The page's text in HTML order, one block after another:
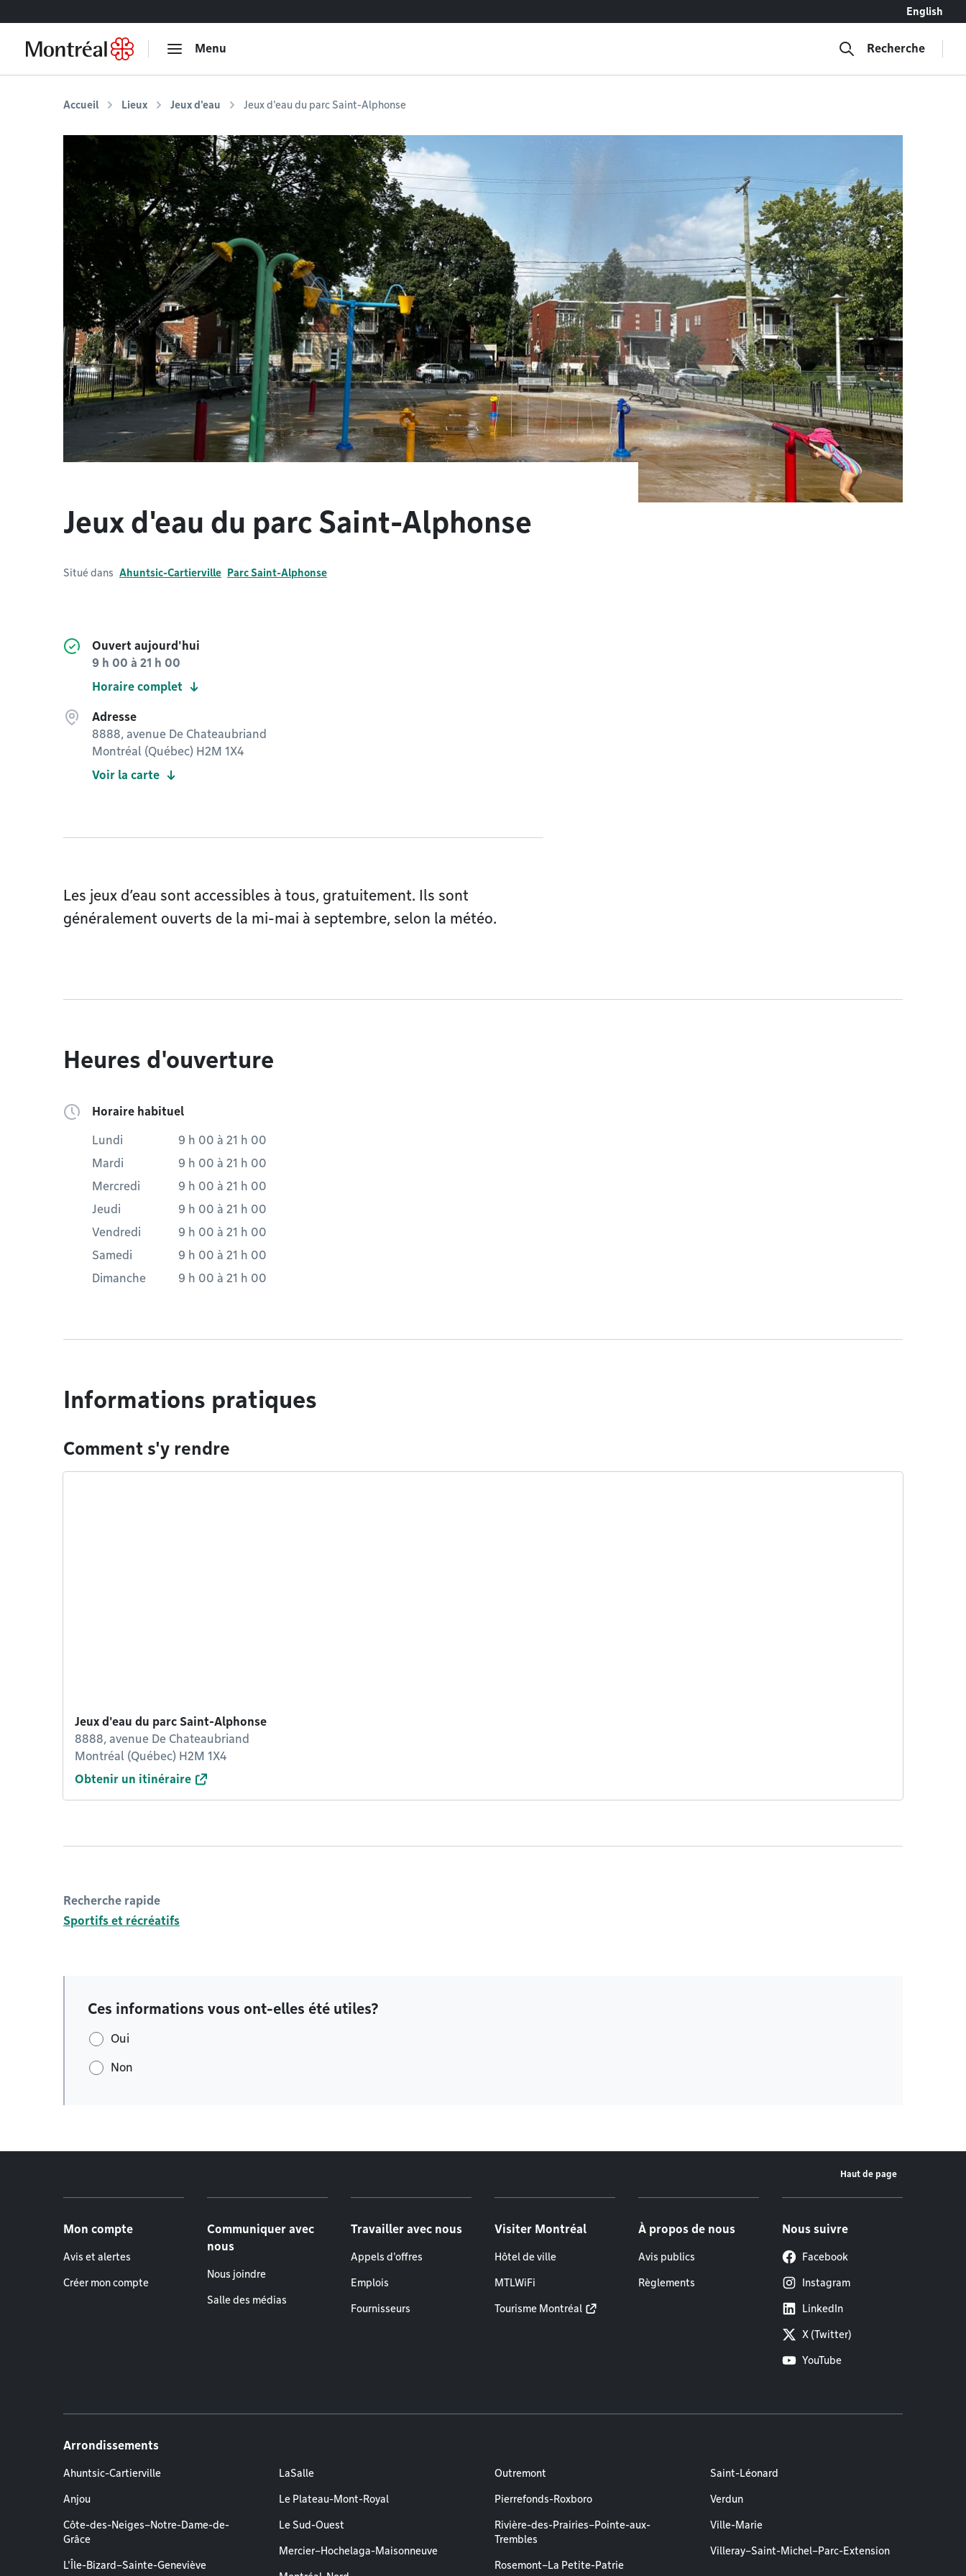
English
Menu Recherche
Accueil Lieux Jeux d'eau Jeux d'eau du parc Saint-Alphonse
Jeux d'eau du parc Saint-Alphonse
Situé dans Ahuntsic-Cartierville Parc Saint-Alphonse
Ouvert aujourd'hui
9 h 00 à 21 h 00
Horaire complet
Adresse
8888, avenue De Chateaubriand
Montréal (Québec) H2M 1X4
Voir la carte
Les jeux d’eau sont accessibles à tous, gratuitement. Ils sont
généralement ouverts de la mi-mai à septembre, selon la météo.
Heures d'ouverture
Horaire habituel
Lundi 9 h 00 à 21 h 00
Mardi
9 h 00 à 21 h 00
Mercredi
9 h 00 à 21 h 00
Jeudi
9 h 00 à 21 h 00
Vendredi
9 h 00 à 21 h 00
Samedi
9 h 00 à 21 h 00
Dimanche
9 h 00 à 21 h 00
Informations pratiques
Comment s'y rendre
Jeux d'eau du parc Saint-Alphonse
8888, avenue De Chateaubriand
Montréal (Québec) H2M 1X4
Obtenir un itinéraire
Recherche rapide
Sportifs et récréatifs
Ces informations vous ont-elles été utiles?
Oui
Non
Haut de page
Mon compte
Avis et alertes
Créer mon compte
Communiquer avec
nous
Nous joindre
Salle des médias
Travailler avec nous
Appels d'offres
Emplois
Fournisseurs
Visiter Montréal
Hôtel de ville
MTLWiFi
Tourisme Montréal
À propos de nous
Avis publics
Règlements
Nous suivre
Facebook
Instagram
LinkedIn
X (Twitter)
YouTube
Arrondissements
Ahuntsic-Cartierville
Anjou
Côte-des-Neiges–Notre-Dame-de-
Grâce
L'Île-Bizard–Sainte-Geneviève
LaSalle
Le Plateau-Mont-Royal
Le Sud-Ouest
Mercier–Hochelaga-Maisonneuve
Outremont
Pierrefonds-Roxboro
Rivière-des-Prairies–Pointe-aux-
Trembles
Rosemont–La Petite-Patrie
Saint-Léonard
Verdun
Ville-Marie
Villeray–Saint-Michel–Parc-Extension